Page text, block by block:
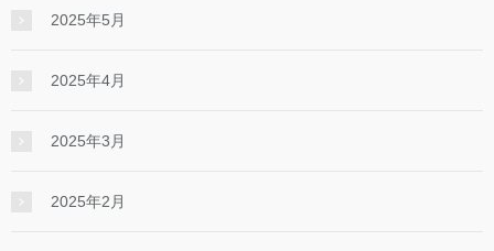
2025年5月
2025年4月
2025年3月
2025年2月